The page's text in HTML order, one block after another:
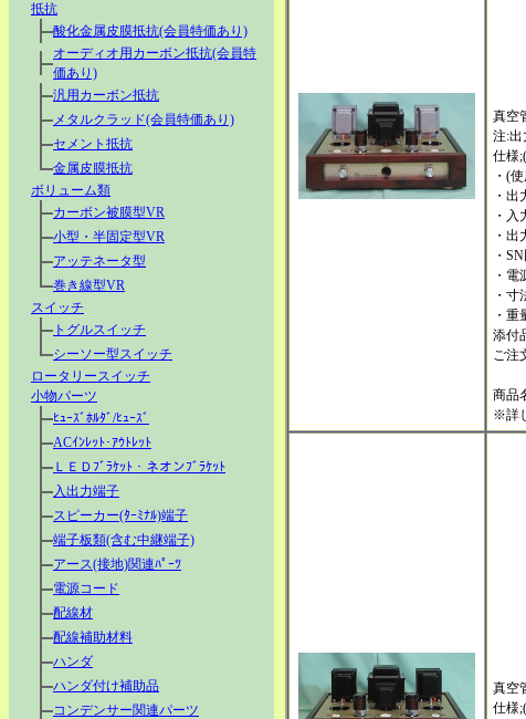
抵抗
酸化金属皮膜抵抗(会員特価あり)
オーディオ用カーボン抵抗(会員特
価あり)
汎用カーボン抵抗
メタルクラッド(会員特価あり)
セメント抵抗
金属皮膜抵抗
ボリューム類
カーボン被膜型VR
小型・半固定型VR
アッテネータ型
巻き線型VR
スイッチ
トグルスイッチ
シーソー型スイッチ
ロータリースイッチ
小物パーツ
ﾋｭｰｽﾞﾎﾙﾀﾞ/ﾋｭｰｽﾞ
ACｲﾝﾚｯﾄ･ｱｳﾄﾚｯﾄ
ＬＥＤﾌﾞﾗｹｯﾄ・ネオンﾌﾞﾗｹｯﾄ
入出力端子
スピーカー(ﾀｰﾐﾅﾙ)端子
端子板類(含む中継端子)
アース(接地)関連ﾊﾟｰﾂ
電源コード
配線材
配線補助材料
ハンダ
ハンダ付け補助品
コンデンサー関連パーツ
真空
注:出
仕様
・(
・出
・入
・
・
・電
・寸
・重
添付
ご注
商品
※詳
真空
仕様